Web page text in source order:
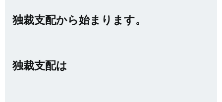
独裁支配から始まります。
独裁支配は